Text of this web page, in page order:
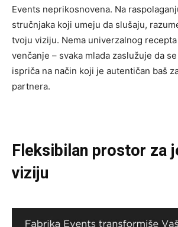
Events neprikosnovena. Na
stručnjaka koji umeju da slušaju,
tvoju viziju. Nema univerzalnog
venčanje – svaka mlada zaslužuje da
ispriča na način koji je autentičan baš
partnera.
Fleksibilan prostor za
viziju